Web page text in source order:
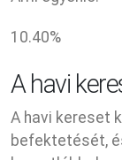
10.40%
A havi
A havi kereset
befektetését,